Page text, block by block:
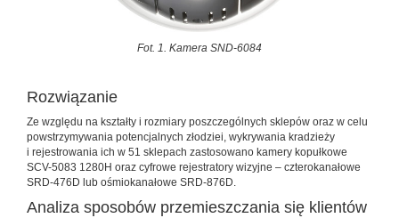
Fot. 1. Kamera SND-6084
Rozwiązanie
Ze względu na kształty i rozmiary poszczególnych sklepów oraz w celu
powstrzymywania potencjalnych złodziei, wykrywania kradzieży
i rejestrowania ich w 51 sklepach zastosowano kamery kopułkowe
SCV-5083 1280H oraz cyfrowe rejestratory wizyjne – czterokanałowe
SRD-476D lub ośmiokanałowe SRD-876D.
Analiza sposobów przemieszczania się klientów